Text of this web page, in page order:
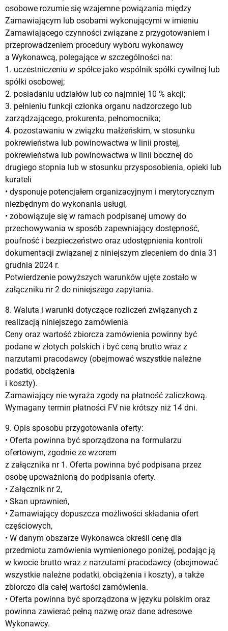
osobowe rozumie się wzajemne powiązania między
Zamawiającym lub osobami wykonującymi w imieniu
Zamawiającego czynności związane z przygotowaniem i
przeprowadzeniem procedury wyboru wykonawcy
a Wykonawcą, polegające w szczególności na:
1. uczestniczeniu w spółce jako wspólnik spółki cywilnej lub
spółki osobowej;
2. posiadaniu udziałów lub co najmniej 10 % akcji;
3. pełnieniu funkcji członka organu nadzorczego lub
zarządzającego, prokurenta, pełnomocnika;
4. pozostawaniu w związku małżeńskim, w stosunku
pokrewieństwa lub powinowactwa w linii prostej,
pokrewieństwa lub powinowactwa w linii bocznej do
drugiego stopnia lub w stosunku przysposobienia, opieki lub
kurateli
• dysponuje potencjałem organizacyjnym i merytorycznym
niezbędnym do wykonania usługi,
• zobowiązuje się w ramach podpisanej umowy do
przechowywania w sposób zapewniający dostępność,
poufność i bezpieczeństwo oraz udostępnienia kontroli
dokumentacji związanej z niniejszym zleceniem do dnia 31
grudnia 2024 r.
Potwierdzenie powyższych warunków ujęte zostało w
załączniku nr 2 do niniejszego zapytania.
8. Waluta i warunki dotyczące rozliczeń związanych z
realizacją niniejszego zamówienia
Ceny oraz wartość zbiorcza zamówienia powinny być
podane w złotych polskich i być ceną brutto wraz z
narzutami pracodawcy (obejmować wszystkie należne
podatki, obciążenia
i koszty).
Zamawiający nie wyraża zgody na płatność zaliczkową.
Wymagany termin płatności FV nie krótszy niż 14 dni.
9. Opis sposobu przygotowania oferty:
• Oferta powinna być sporządzona na formularzu
ofertowym, zgodnie ze wzorem
z załącznika nr 1. Oferta powinna być podpisana przez
osobę upoważnioną do podpisania oferty.
• Załącznik nr 2,
• Skan uprawnień,
• Zamawiający dopuszcza możliwości składania ofert
częściowych,
• W danym obszarze Wykonawca określi cenę dla
przedmiotu zamówienia wymienionego poniżej, podając ją
w kwocie brutto wraz z narzutami pracodawcy (obejmować
wszystkie należne podatki, obciążenia i koszty), a także
zbiorczo dla całej wartości zamówienia.
• Oferta powinna być sporządzona w języku polskim oraz
powinna zawierać pełną nazwę oraz dane adresowe
Wykonawcy.